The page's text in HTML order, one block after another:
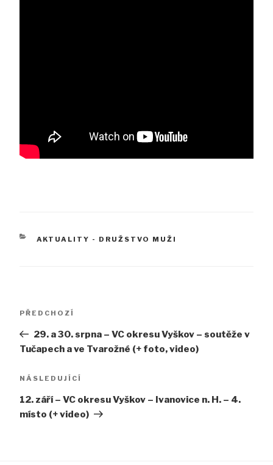
RUBRIKY
AKTUALITY - DRUŽSTVO MUŽI
příspěvek
Předchozí
PŘEDCHOZÍ
29. a 30. srpna – VC okresu Vyškov – soutěže v
Tučapech a ve Tvarožné (+ foto, video)
Následující
NÁSLEDUJÍCÍ
12. září – VC okresu Vyškov – Ivanovice n. H. – 4.
místo (+ video)